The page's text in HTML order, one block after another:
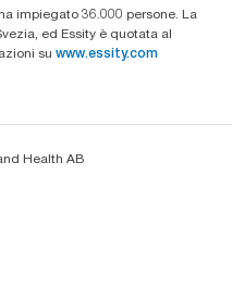
impiegato 36.000 persone. La
ed Essity è quotata al
su www.essity.com
Health AB